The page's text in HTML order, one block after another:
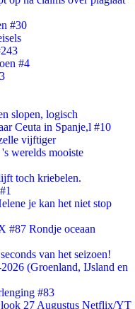
#30
#4
slopen, logisch
Ceuta in Spanje,l #10
vijftiger
werelds mooiste
toch kriebelen.
je kan het niet stop
#87 Rondje oceaan
van het seizoen!
(Groenland, IJsland en
#83
27 Augustus Netflix/YT